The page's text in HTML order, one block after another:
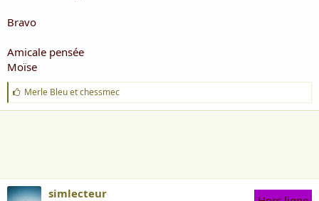
Bravo
Amicale pensée
Moïse
J
'
a
Merle Bleuetchessmec
simlecteur